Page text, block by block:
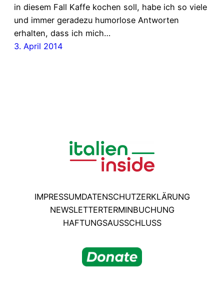
in diesem Fall Kaffe kochen soll, habe ich so viele
und immer geradezu humorlose Antworten
erhalten, dass ich mich…
3. April 2014
IMPRESSUMDATENSCHUTZERKLÄRUNG
NEWSLETTERTERMINBUCHUNG
HAFTUNGSAUSSCHLUSS